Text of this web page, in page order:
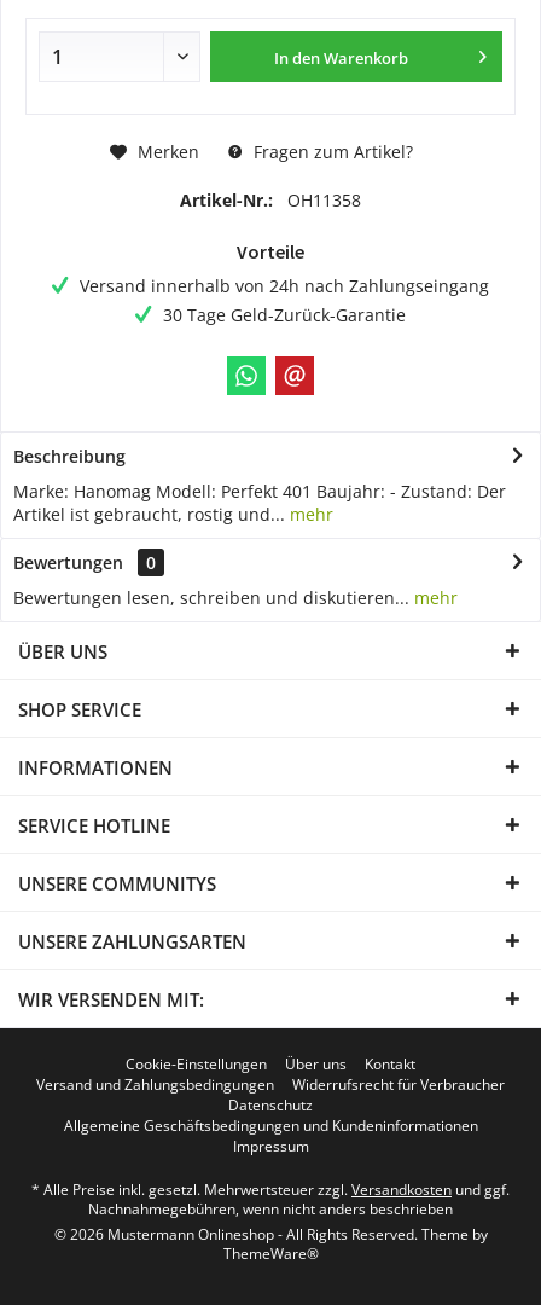
In denWarenkorb
Merken Fragen zum Artikel?
Artikel-Nr.: OH11358
Vorteile
Versand innerhalb von 24h nach Zahlungseingang
30 Tage Geld-Zurück-Garantie
Beschreibung
Marke: Hanomag Modell: Perfekt 401 Baujahr: - Zustand: Der
Artikel ist gebraucht, rostig und... mehr
Bewertungen
0
Bewertungen lesen, schreiben und diskutieren... mehr
ÜBER UNS
SHOP SERVICE
INFORMATIONEN
SERVICE HOTLINE
UNSERE COMMUNITYS
UNSERE ZAHLUNGSARTEN
WIR VERSENDEN MIT:
Cookie-Einstellungen Über uns
Kontakt
Versand und Zahlungsbedingungen
Widerrufsrecht für Verbraucher
Datenschutz
Allgemeine Geschäftsbedingungen und Kundeninformationen
Impressum
* Alle Preise inkl. gesetzl. Mehrwertsteuer zzgl.Versandkosten und ggf.
Nachnahmegebühren, wenn nicht anders beschrieben
© 2026 Mustermann Onlineshop - All Rights Reserved. Theme by
ThemeWare®